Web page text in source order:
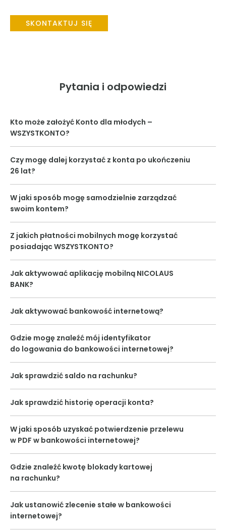
SKONTAKTUJ SIĘ
Pytania i odpowiedzi
Kto może założyć Konto dla młodych –
WSZYSTKONTO?
Czy mogę dalej korzystać z konta po ukończeniu
26 lat?
W jaki sposób mogę samodzielnie zarządzać
swoim kontem?
Z jakich płatności mobilnych mogę korzystać
posiadając WSZYSTKONTO?
Jak aktywować aplikację mobilną NICOLAUS
BANK?
Jak aktywować bankowość internetową?
Gdzie mogę znaleźć mój identyfikator
do logowania do bankowości internetowej?
Jak sprawdzić saldo na rachunku?
Jak sprawdzić historię operacji konta?
W jaki sposób uzyskać potwierdzenie przelewu
w PDF w bankowości internetowej?
Gdzie znaleźć kwotę blokady kartowej
na rachunku?
Jak ustanowić zlecenie stałe w bankowości
internetowej?